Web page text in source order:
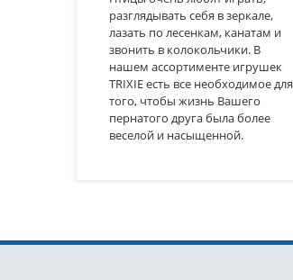
разглядывать себя в зеркале,
лазать по лесенкам, канатам и
звонить в колокольчики. В
нашем ассортименте игрушек
TRIXIE есть все необходимое для
того, чтобы жизнь Вашего
пернатого друга была более
веселой и насыщенной.